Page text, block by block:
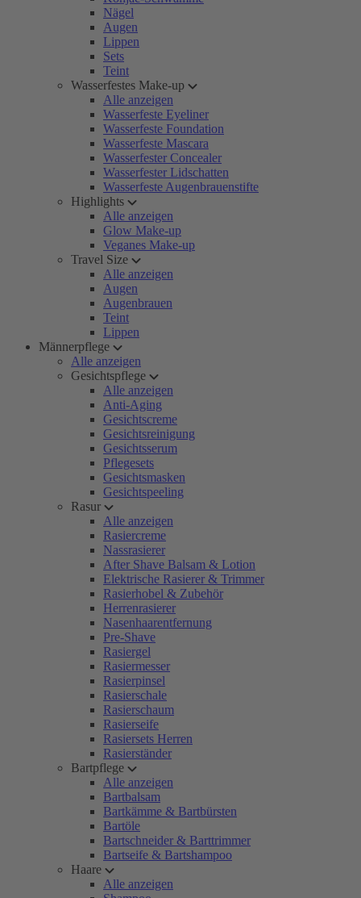
Nägel
Augen
Lippen
Sets
Teint
Wasserfestes Make-up
Alle anzeigen
Wasserfeste Eyeliner
Wasserfeste Foundation
Wasserfeste Mascara
Wasserfester Concealer
Wasserfester Lidschatten
Wasserfeste Augenbrauenstifte
Highlights
Alle anzeigen
Glow Make-up
Veganes Make-up
Travel Size
Alle anzeigen
Augen
Augenbrauen
Teint
Lippen
Männerpflege
Alle anzeigen
Gesichtspflege
Alle anzeigen
Anti-Aging
Gesichtscreme
Gesichtsreinigung
Gesichtsserum
Pflegesets
Gesichtsmasken
Gesichtspeeling
Rasur
Alle anzeigen
Rasiercreme
Nassrasierer
After Shave Balsam & Lotion
Elektrische Rasierer & Trimmer
Rasierhobel & Zubehör
Herrenrasierer
Nasenhaarentfernung
Pre-Shave
Rasiergel
Rasiermesser
Rasierpinsel
Rasierschale
Rasierschaum
Rasierseife
Rasiersets Herren
Rasierständer
Bartpflege
Alle anzeigen
Bartbalsam
Bartkämme & Bartbürsten
Bartöle
Bartschneider & Barttrimmer
Bartseife & Bartshampoo
Haare
Alle anzeigen